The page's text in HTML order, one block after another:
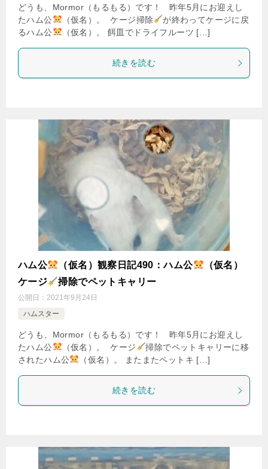
どうも、Mormor（もるもる）です！ 昨年5月にお迎えし
たハム公
（仮名）。 ケージ掃除
が終わってケージに戻
るハム公
（仮名）。 餌皿でドライフルーツ […]
続きを読む
ハム公 （仮名）観察日記490：ハム公
（仮名）
ケージ
掃除でペットキャリー
公開日： 2021年9月24日
ハムスター
どうも、Mormor（もるもる）です！ 昨年5月にお迎えし
たハム公
（仮名）。 ケージ
掃除でペットキャリーに移
されたハム公
（仮名）。 またまたペットキ […]
続きを読む